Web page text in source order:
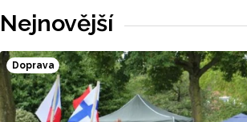
Nejnovější
Doprava